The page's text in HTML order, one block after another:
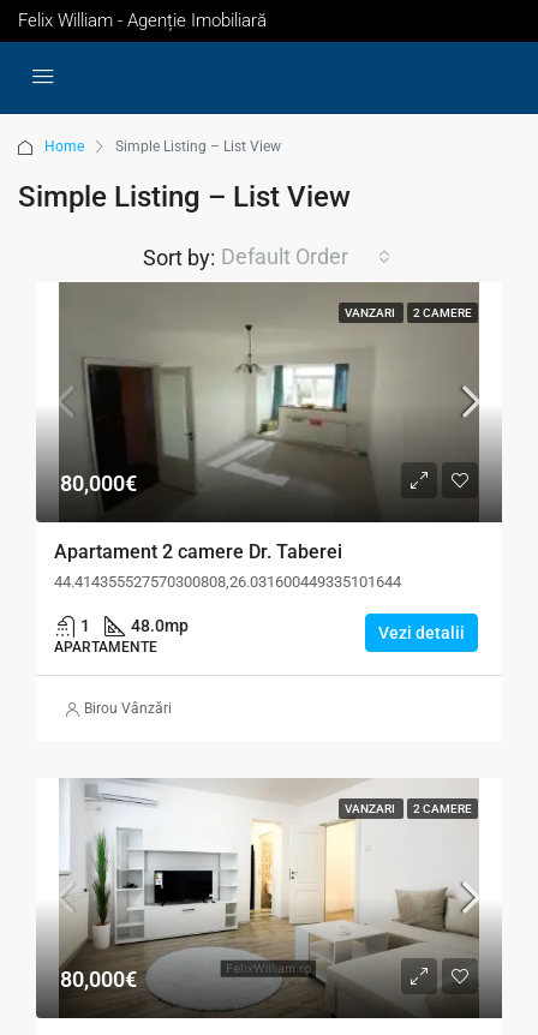
Felix William - Agenție Imobiliară
Home Simple Listing – List View
Simple Listing – List View
Sort by: Default Order
VANZARI 2 CAMERE
80,000€
Apartament 2 camere Dr. Taberei
44.414355527570300808,26.031600449335101644
1 48.0mp
APARTAMENTE
Vezi detalii
Birou Vânzări
VANZARI 2 CAMERE
80,000€